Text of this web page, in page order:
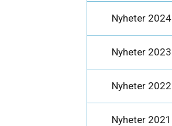
Nyheter 2024
Nyheter 2023
Nyheter 2022
Nyheter 2021